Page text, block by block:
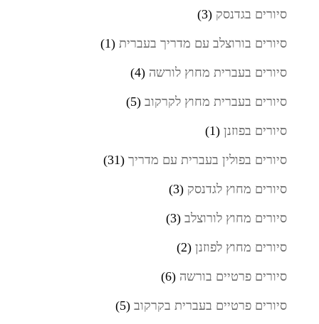
סיורים בגדנסק (3)
סיורים בורוצלב עם מדריך בעברית (1)
סיורים בעברית מחוץ לורשה (4)
סיורים בעברית מחוץ לקרקוב (5)
סיורים בפוזנן (1)
סיורים בפולין בעברית עם מדריך (31)
סיורים מחוץ לגדנסק (3)
סיורים מחוץ לורוצלב (3)
סיורים מחוץ לפוזנן (2)
סיורים פרטיים בורשה (6)
סיורים פרטיים בעברית בקרקוב (5)